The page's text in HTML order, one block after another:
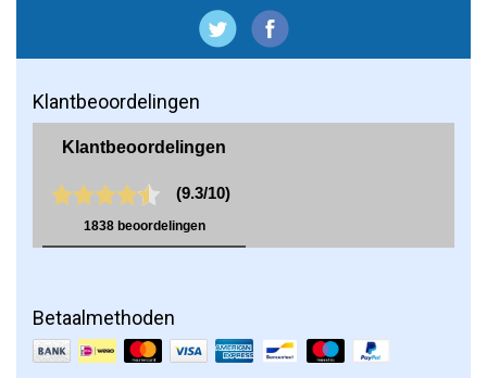
Klantbeoordelingen
Betaalmethoden